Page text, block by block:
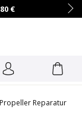
€
Uhr
Propeller Reparatur